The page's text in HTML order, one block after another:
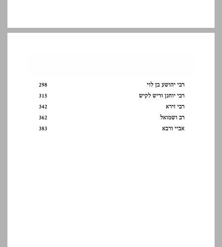
הקדמה פרופ' דוד הלבני ... 9